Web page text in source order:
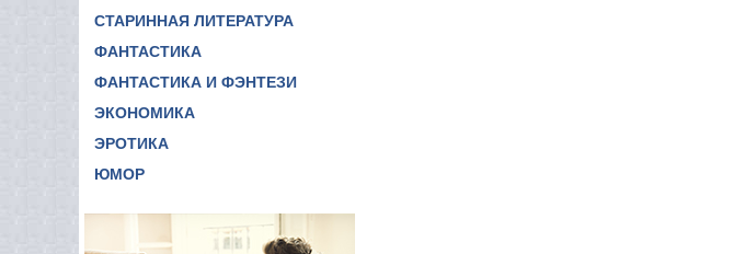
СТАРИННАЯ ЛИТЕРАТУРА
ФАНТАСТИКА
ФАНТАСТИКА И ФЭНТЕЗИ
ЭКОНОМИКА
ЭРОТИКА
ЮМОР